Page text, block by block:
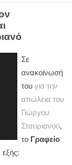
Σε
ανακοίνωσή
του για την
απώλεια του
Γιώργου
Σταυριανού,
το Γραφείο
εξής: